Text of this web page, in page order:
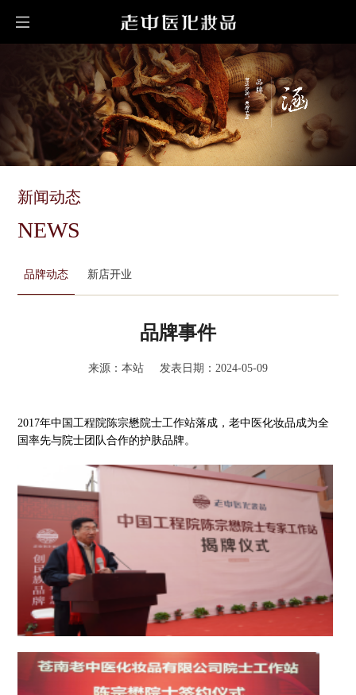
新闻动态
NEWS
品牌动态 新店开业
品牌事件
来源：本站 发表日期：2024-05-09
2017年中国工程院陈宗懋院士工作站落成，老中医化妆品成为全
国率先与院士团队合作的护肤品牌。